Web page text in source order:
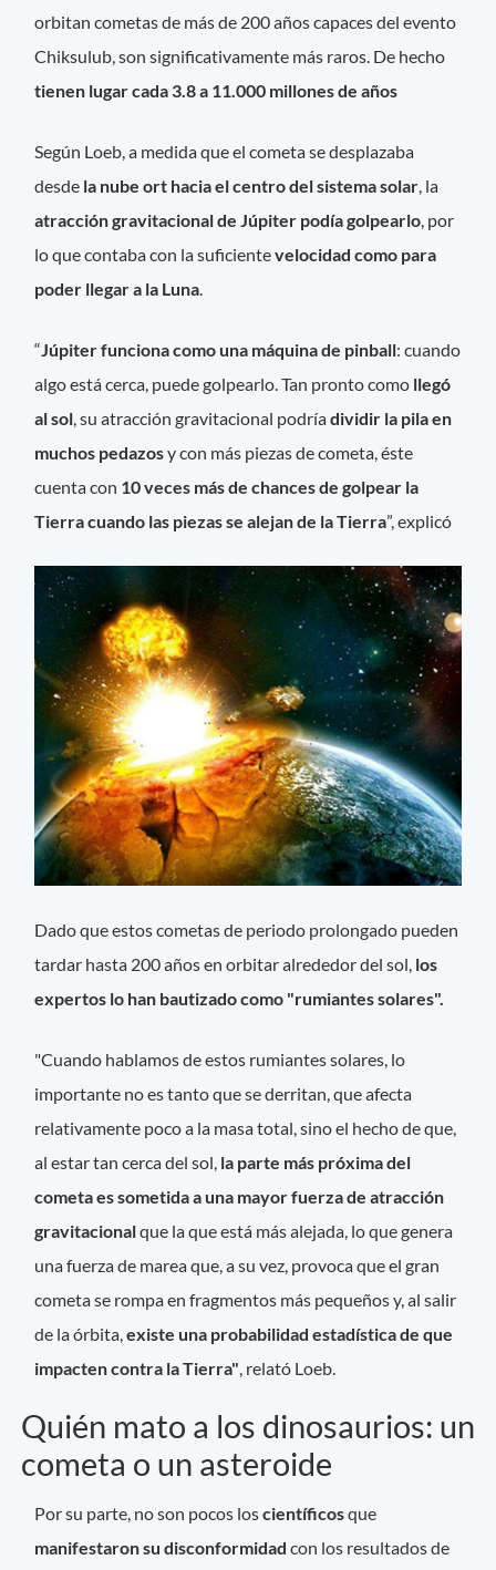
orbitan cometas de más de 200 años capaces del evento
Chiksulub, son significativamente más raros. De hecho
tienen lugar cada 3.8 a 11.000 millones de años
Según Loeb, a medida que el cometa se desplazaba
desde la nube ort hacia el centro del sistema solar, la
atracción gravitacional de Júpiter podía golpearlo, por
lo que contaba con la suficientevelocidad como para
poder llegar a la Luna.
“Júpiter funciona como una máquina de pinball: cuando
algo está cerca, puede golpearlo. Tan pronto como llegó
al sol, su atracción gravitacional podríadividir la pila en
muchos pedazosy con más piezas de cometa, éste
cuenta con 10 veces más de chances de golpear la
Tierra cuando las piezas se alejan de la Tierra”, explicó
Dado que estos cometas de periodo prolongado pueden
tardar hasta 200 años en orbitar alrededor del sol, los
expertos lo han bautizado como "rumiantes solares".
"Cuando hablamos de estos rumiantes solares, lo
importante no es tanto que se derritan, que afecta
relativamente poco a la masa total, sino el hecho de que,
al estar tan cerca del sol, la parte más próxima del
cometa es sometida a una mayor fuerza de atracción
gravitacionalque la que está más alejada, lo que genera
una fuerza de marea que, a su vez, provoca que el gran
cometa se rompa en fragmentos más pequeños y, al salir
de la órbita,existe una probabilidad estadística de que
impacten contra la Tierra", relató Loeb.
Quién mato a los dinosaurios: un
cometa o un asteroide
Por su parte, no son pocos loscientíficosque
manifestaron su disconformidadcon los resultados de